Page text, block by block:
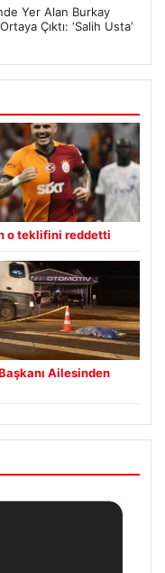
Yer Alan Burkay
Çıktı: ‘Salih Usta’
o teklifini reddetti
Ailesinden